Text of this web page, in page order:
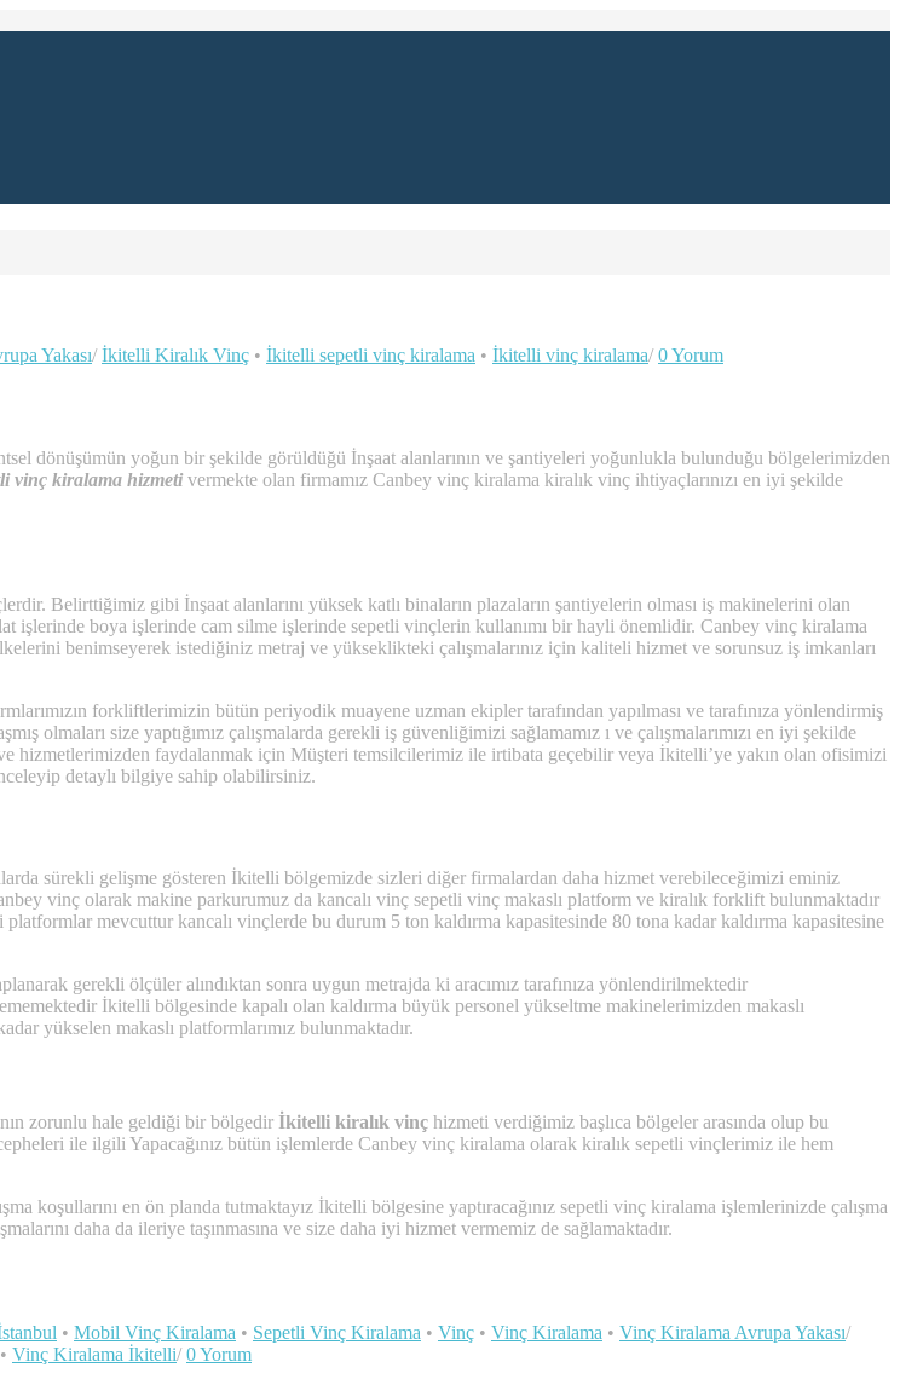
Yakası/ İkitelli Kiralık Vinç • İkitelli sepetli vinç kiralama • İkitelli vinç kiralama/ 0 Yorum
dönüşümün yoğun bir şekilde görüldüğü İnşaat alanlarının ve şantiyeleri yoğunlukla bulunduğu bölgelerimizden
vinç kiralama hizmetivermekte olan firmamız Canbey vinç kiralama kiralık vinç ihtiyaçlarınızı en iyi şekilde
Belirttiğimiz gibi İnşaat alanlarını yüksek katlı binaların plazaların şantiyelerin olması iş makinelerini olan
işlerinde boya işlerinde cam silme işlerinde sepetli vinçlerin kullanımı bir hayli önemlidir. Canbey vinç kiralama
benimseyerek istediğiniz metraj ve yükseklikteki çalışmalarınız için kaliteli hizmet ve sorunsuz iş imkanları
forkliftlerimizin bütün periyodik muayene uzman ekipler tarafından yapılması ve tarafınıza yönlendirmiş
olmaları size yaptığımız çalışmalarda gerekli iş güvenliğimizi sağlamamız ı ve çalışmalarımızı en iyi şekilde
hizmetlerimizden faydalanmak için Müşteri temsilcilerimiz ile irtibata geçebilir veya İkitelli’ye yakın olan ofisimizi
detaylı bilgiye sahip olabilirsiniz.
sürekli gelişme gösteren İkitelli bölgemizde sizleri diğer firmalardan daha hizmet verebileceğimizi eminiz
vinç olarak makine parkurumuz da kancalı vinç sepetli vinç makaslı platform ve kiralık forklift bulunmaktadır
mevcuttur kancalı vinçlerde bu durum 5 ton kaldırma kapasitesinde 80 tona kadar kaldırma kapasitesine
gerekli ölçüler alındıktan sonra uygun metrajda ki aracımız tarafınıza yönlendirilmektedir
İkitelli bölgesinde kapalı olan kaldırma büyük personel yükseltme makinelerimizden makaslı
yükselen makaslı platformlarımız bulunmaktadır.
zorunlu hale geldiği bir bölgedir İkitelli kiralık vinç hizmeti verdiğimiz başlıca bölgeler arasında olup bu
ile ilgili Yapacağınız bütün işlemlerde Canbey vinç kiralama olarak kiralık sepetli vinçlerimiz ile hem
koşullarını en ön planda tutmaktayız İkitelli bölgesine yaptıracağınız sepetli vinç kiralama işlemlerinizde çalışma
daha da ileriye taşınmasına ve size daha iyi hizmet vermemiz de sağlamaktadır.
• Mobil Vinç Kiralama • Sepetli Vinç Kiralama • Vinç • Vinç Kiralama • Vinç Kiralama Avrupa Yakası/
• Vinç Kiralama İkitelli/ 0 Yorum